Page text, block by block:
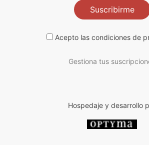
Suscribirme
Acepto las condiciones de
Gestiona tus
Hospedaje y desarrollo